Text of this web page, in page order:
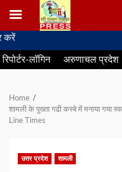
Skip
to
content
रिपोर्टर-लॉगिन अरुणाचल प्रदेश
Home
शामली के पुख्ता गढी कस्बे में मनाया
Line Times
उत्तर प्रदेश शामली